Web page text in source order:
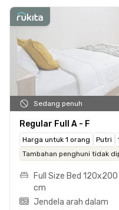
Sedang penuh
Regular Full A - F
Harga untuk 1 orang Putri
Tambahan penghuni tidak
Full Size Bed 120x200
cm
Jendela arah dalam